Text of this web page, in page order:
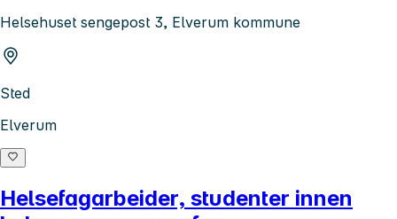
Helsehuset sengepost 3, Elverum kommune
Sted
Elverum
Helsefagarbeider, studenter innen